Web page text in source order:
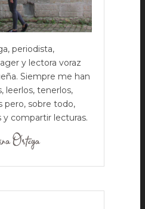
periodista,
y lectora voraz
Siempre me han
leerlos, tenerlos,
pero, sobre todo,
y compartir lecturas.